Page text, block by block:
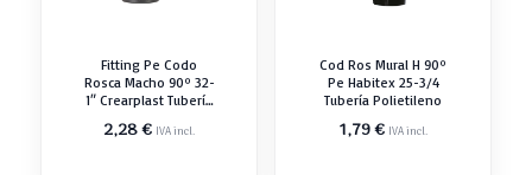
Fitting Pe Codo
Rosca Macho 90º 32-
1″ Crearplast Tubería
2,28€ IVA incl.
Cod Ros Mural H 90º
Pe Habitex 25-3/4
Tubería Polietileno
1,79€ IVA incl.